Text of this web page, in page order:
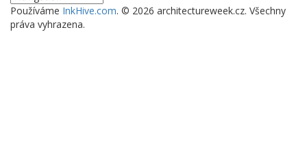
Používáme InkHive.com. © 2026 architectureweek.cz. Všechny
práva vyhrazena.